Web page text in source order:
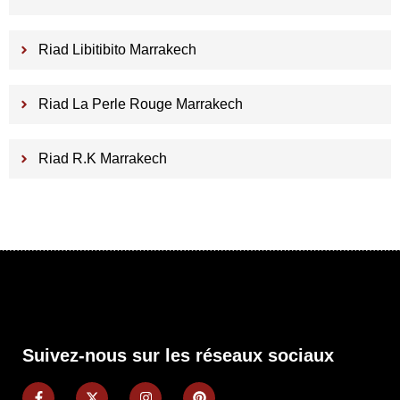
Riad Libitibito Marrakech
Riad La Perle Rouge Marrakech
Riad R.K Marrakech
Suivez-nous sur les réseaux sociaux